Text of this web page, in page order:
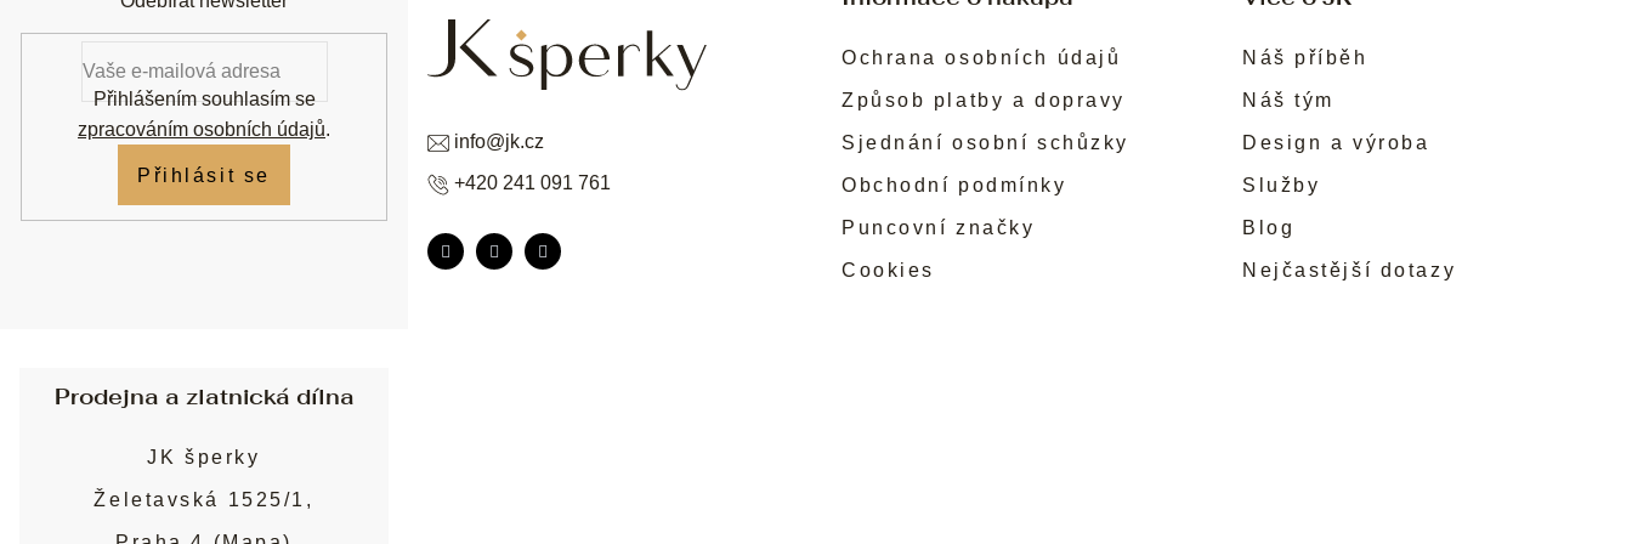
Ochrana osobních údajů
Způsob platby a dopravy
Sjednání osobní schůzky
Obchodní podmínky
Puncovní značky
Cookies
Náš příběh
Náš tým
Design a výroba
Služby
Blog
Nejčastější dotazy
info@jk.cz
+420 241 091 761
Přihlášením souhlasím se
zpracováním osobních údajů.
Přihlásit se
Prodejna a zlatnická dílna
JK šperky
Želetavská 1525/1,